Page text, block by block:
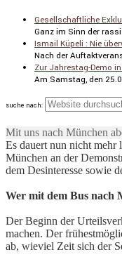
Gesellschaftliche
Ganz im Sinn der
Ismail Küpeli : Nie
Nach der
Zur Jahrestag-Demo
Am Samstag, den
suche nach:
Mit uns nach München
Es dauert nun nicht
München an der
dem Desinteresse sowie
Wer mit dem Bus nach
Der Beginn der
machen. Der
ab, wieviel Zeit sich der